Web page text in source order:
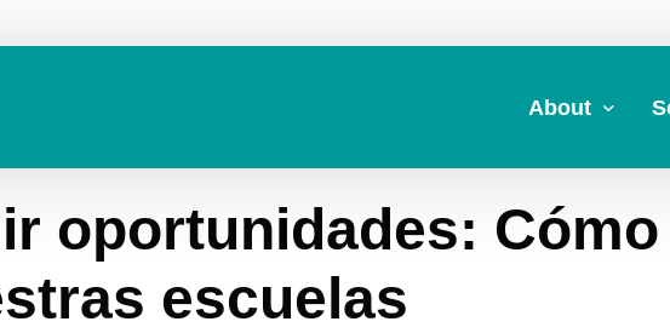
About
About Us
oportunidades: Cómo
escuelas